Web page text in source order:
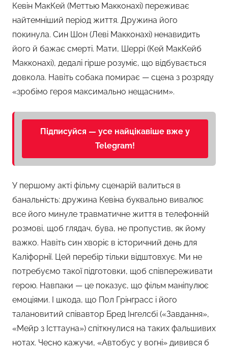
Кевін МакКей (Меттью Макконахі) переживає
найтемніший період життя. Дружина його
покинула. Син Шон (Леві Макконахі) ненавидить
його й бажає смерті. Мати, Шеррі (Кей МакКейб
Макконахі), дедалі гірше розуміє, що відбувається
довкола. Навіть собака помирає — сцена з розряду
«зробімо героя максимально нещасним».
Підписуйся — усе найцікавіше вже у
Telegram!
У першому акті фільму сценарій валиться в
банальність: дружина Кевіна буквально вивалює
все його минуле травматичне життя в телефонній
розмові, щоб глядач, бува, не пропустив, як йому
важко. Навіть син хворіє в історичний день для
Каліфорнії. Цей перебір тільки відштовхує. Ми не
потребуємо такої підготовки, щоб співпереживати
герою. Навпаки — це показує, що фільм маніпулює
емоціями. І шкода, що Пол Грінграсс і його
талановитий співавтор Бред Інгелсбі («Завдання»,
«Мейр з Істтауна») спіткнулися на таких фальшивих
нотах. Чесно кажучи, «Автобус у вогні» дивився б